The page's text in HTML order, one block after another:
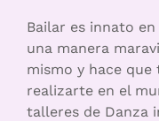
Bailar es innato
una manera
mismo y hace
realizarte en el
talleres de Danza